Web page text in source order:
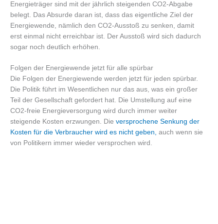
Energieträger sind mit der jährlich steigenden CO2-Abgabe
belegt. Das Absurde daran ist, dass das eigentliche Ziel der
Energiewende, nämlich den CO2-Ausstoß zu senken, damit
erst einmal nicht erreichbar ist. Der Ausstoß wird sich dadurch
sogar noch deutlich erhöhen.
Folgen der Energiewende jetzt für alle spürbar
Die Folgen der Energiewende werden jetzt für jeden spürbar.
Die Politik führt im Wesentlichen nur das aus, was ein großer
Teil der Gesellschaft gefordert hat. Die Umstellung auf eine
CO2-freie Energieversorgung wird durch immer weiter
steigende Kosten erzwungen. Dieversprochene Senkung der
Kosten für die Verbraucher wird es nicht geben, auch wenn sie
von Politikern immer wieder versprochen wird.